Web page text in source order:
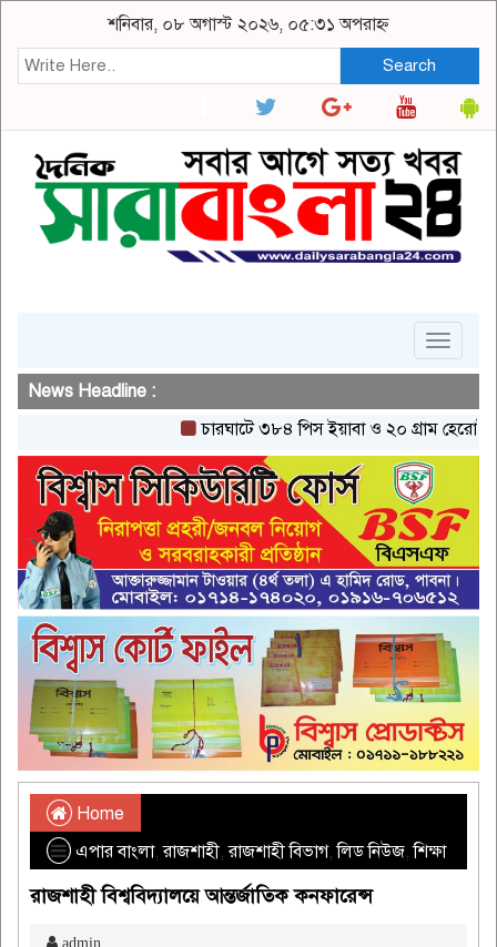
শনিবার, ০৮ অগাস্ট ২০২৬, ০৫:৩১ অপরাহ্ন
Search
Toggle
News Headline :
চারঘাটে ৩৮৪ পিস ইয়াবা ও ২০ গ্রাম হেরোইনসহ
Home
এপার বাংলা,রাজশাহী,রাজশাহী বিভাগ,লিড নিউজ,শিক্ষা
রাজশাহী বিশ্ববিদ্যালয়ে আন্তর্জাতিক কনফারেন্স
admin